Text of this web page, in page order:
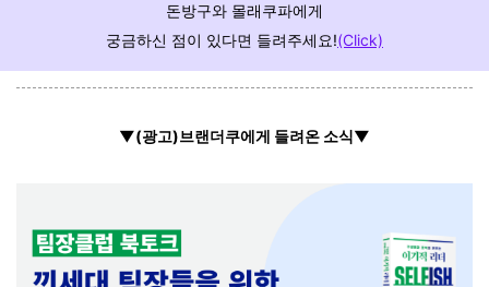
돈방구와 몰래쿠파에게
궁금하신 점이 있다면 들려주세요!(Click)
▼(광고)브랜더쿠에게 들려온 소식▼